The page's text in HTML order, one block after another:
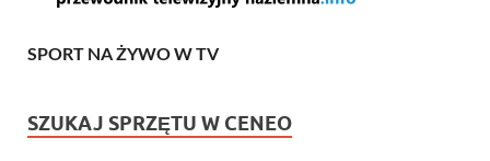
SPORT NA ŻYWO W TV
SZUKAJ SPRZĘTU W CENEO